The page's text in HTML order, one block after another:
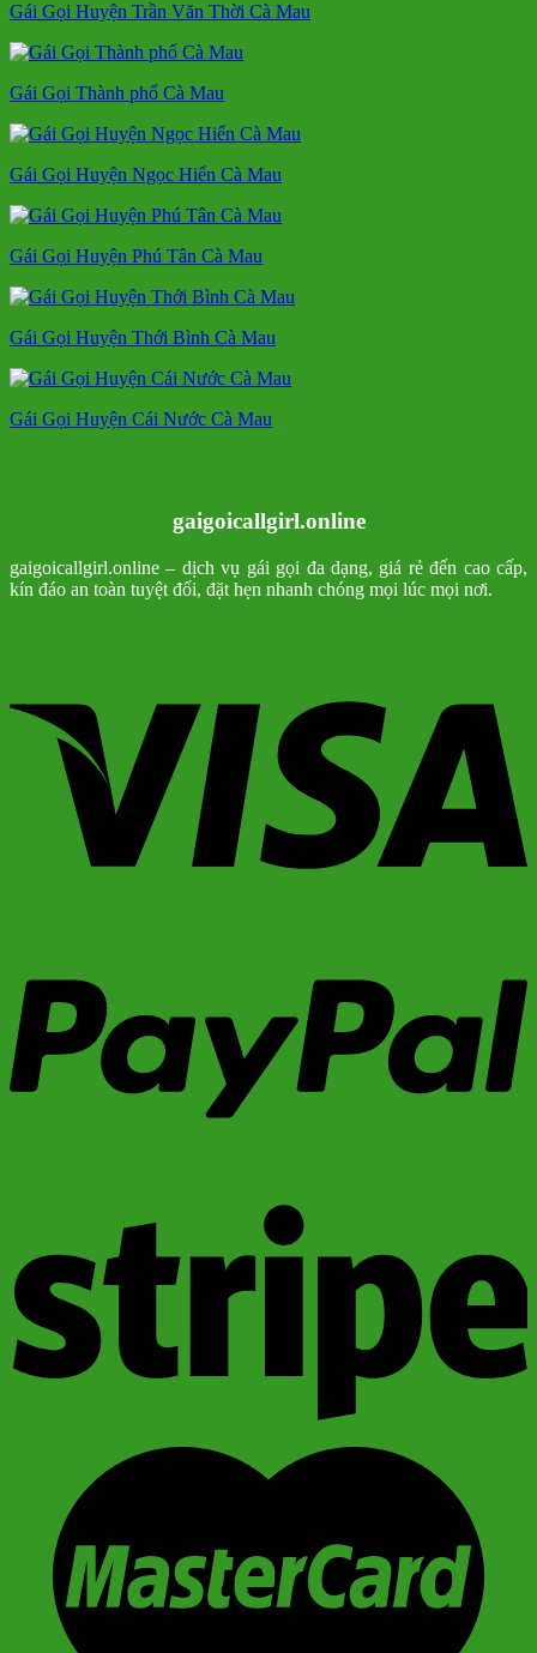
Gái Gọi Huyện Trần Văn Thời Cà Mau
Gái Gọi Thành phố Cà Mau
Gái Gọi Huyện Ngọc Hiển Cà Mau
Gái Gọi Huyện Phú Tân Cà Mau
Gái Gọi Huyện Thới Bình Cà Mau
Gái Gọi Huyện Cái Nước Cà Mau
gaigoicallgirl.online
gaigoicallgirl.online – dịch vụ gái gọi đa dạng, giá rẻ đến cao cấp,
kín đáo an toàn tuyệt đối, đặt hẹn nhanh chóng mọi lúc mọi nơi.